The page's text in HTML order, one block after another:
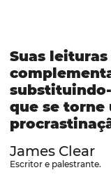
Suas
que se torne
James Clear
Escritor e palestrante.